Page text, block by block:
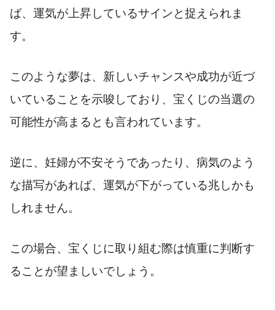
ば、運気が上昇しているサインと捉えられま
す。
このような夢は、新しいチャンスや成功が近づ
いていることを示唆しており、宝くじの当選の
可能性が高まるとも言われています。
逆に、妊婦が不安そうであったり、病気のよう
な描写があれば、運気が下がっている兆しかも
しれません。
この場合、宝くじに取り組む際は慎重に判断す
ることが望ましいでしょう。